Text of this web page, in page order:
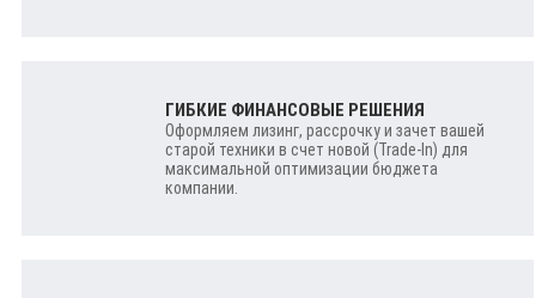
ГИБКИЕ ФИНАНСОВЫЕ РЕШЕНИЯ
Оформляем лизинг, рассрочку и зачет вашей
старой техники в счет новой (Trade-In) для
максимальной оптимизации бюджета
компании.